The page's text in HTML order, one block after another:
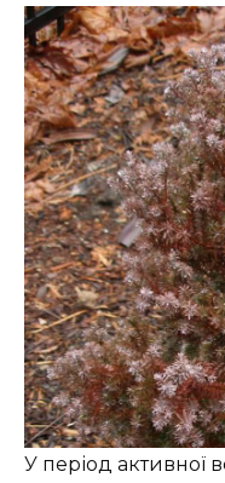
У період активної